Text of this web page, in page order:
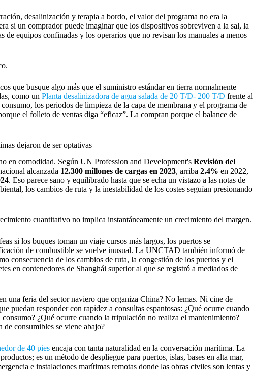
desalinización y terapia a bordo, el valor del programa no era la
si un comprador puede imaginar que los dispositivos sobreviven a la sal, la
de equipos confinadas y los operarios que no revisan los manuales a menos
que busque algo más que el suministro estándar en tierra normalmente
como un Planta desalinizadora de agua salada de 20 T/D- 200 T/D frente al
los periodos de limpieza de la capa de membrana y el programa de
el folleto de ventas diga “eficaz”. La compran porque el balance de
dejaron de ser optativas
en comodidad. Según UN Profession and Development's Revisión del
alcanzada 12.300 millones de cargas en 2023, arriba 2.4% en 2022,
. Eso parece sano y equilibrado hasta que se echa un vistazo a las notas de
los cambios de ruta y la inestabilidad de los costes seguían presionando
cuantitativo no implica instantáneamente un crecimiento del margen.
si los buques toman un viaje cursos más largos, los puertos se
de combustible se vuelve inusual. La UNCTAD también informó de
consecuencia de los cambios de ruta, la congestión de los puertos y el
en contenedores de Shanghái superior al que se registró a mediados de
una feria del sector naviero que organiza China? No lemas. Ni cine de
puedan responder con rapidez a consultas espantosas: ¿Qué ocurre cuando
¿Qué ocurre cuando la tripulación no realiza el mantenimiento?
de consumibles se viene abajo?
de 40 pies encaja con tanta naturalidad en la conversación marítima. La
es un método de despliegue para puertos, islas, bases en alta mar,
e instalaciones marítimas remotas donde las obras civiles son lentas y